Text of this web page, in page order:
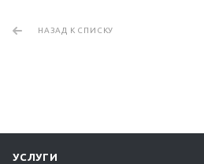
НАЗАД К СПИСКУ
УСЛУГИ